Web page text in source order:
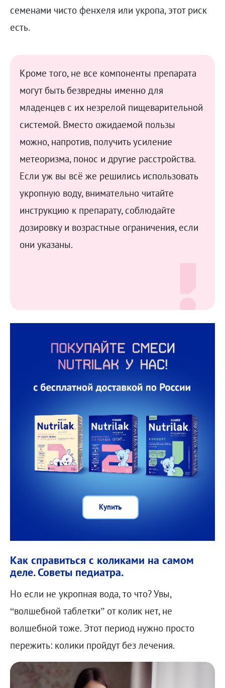
семенами чисто фенхеля или укропа, этот риск
есть.
Кроме того, не все компоненты препарата
могут быть безвредны именно для
младенцев с их незрелой пищеварительной
системой. Вместо ожидаемой пользы
можно, напротив, получить усиление
метеоризма, понос и другие расстройства.
Если уж вы всё же решились использовать
укропную воду, внимательно читайте
инструкцию к препарату, соблюдайте
дозировку и возрастные ограничения, если
они указаны.
Купить
Как справиться с коликами на самом
деле. Советы педиатра.
Но если не укропная вода, то что? Увы,
“волшебной таблетки” от колик нет, не
волшебной тоже. Этот период нужно просто
пережить: колики пройдут без лечения.